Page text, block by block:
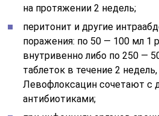
на протяжении 2 недель;
перитонит и другие
поражения: по 50 — 100 мл 1
внутривенно либо по 250 —
таблеток в течение 2
Левофлоксацин сочетают с
антибиотиками;